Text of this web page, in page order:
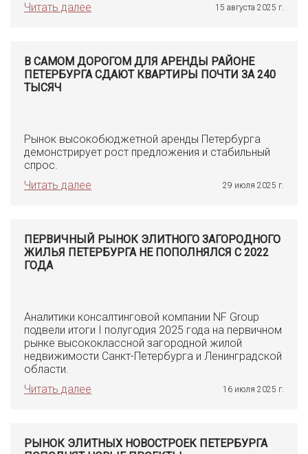
Читать далее
15 августа 2025 г.
В САМОМ ДОРОГОМ ДЛЯ АРЕНДЫ РАЙОНЕ
ПЕТЕРБУРГА СДАЮТ КВАРТИРЫ ПОЧТИ ЗА 240
ТЫСЯЧ
Рынок высокобюджетной аренды Петербурга
демонстрирует рост предложения и стабильный
спрос.
Читать далее
29 июля 2025 г.
ПЕРВИЧНЫЙ РЫНОК ЭЛИТНОГО ЗАГОРОДНОГО
ЖИЛЬЯ ПЕТЕРБУРГА НЕ ПОПОЛНЯЛСЯ С 2022
ГОДА
Аналитики консалтинговой компании NF Group
подвели итоги I полугодия 2025 года на первичном
рынке высококлассной загородной жилой
недвижимости Санкт-Петербурга и Ленинградской
области.
Читать далее
16 июля 2025 г.
РЫНОК ЭЛИТНЫХ НОВОСТРОЕК ПЕТЕРБУРГА